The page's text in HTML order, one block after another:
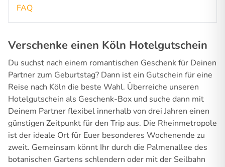
FAQ
Verschenke einen Köln Hotelgutschein
Du suchst nach einem romantischen Geschenk für Deinen
Partner zum Geburtstag? Dann ist ein Gutschein für eine
Reise nach Köln die beste Wahl. Überreiche unseren
Hotelgutschein als Geschenk-Box und suche dann mit
Deinem Partner flexibel innerhalb von drei Jahren einen
günstigen Zeitpunkt für den Trip aus. Die Rheinmetropole
ist der ideale Ort für Euer besonderes Wochenende zu
zweit. Gemeinsam könnt Ihr durch die Palmenallee des
botanischen Gartens schlendern oder mit der Seilbahn